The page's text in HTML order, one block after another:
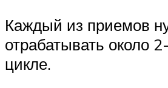
Каждый из приемов
отрабатывать около
цикле.